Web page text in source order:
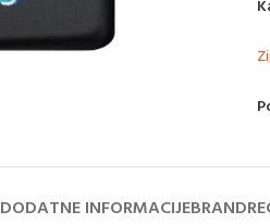
DODATNE INFORMACIJEBRAND